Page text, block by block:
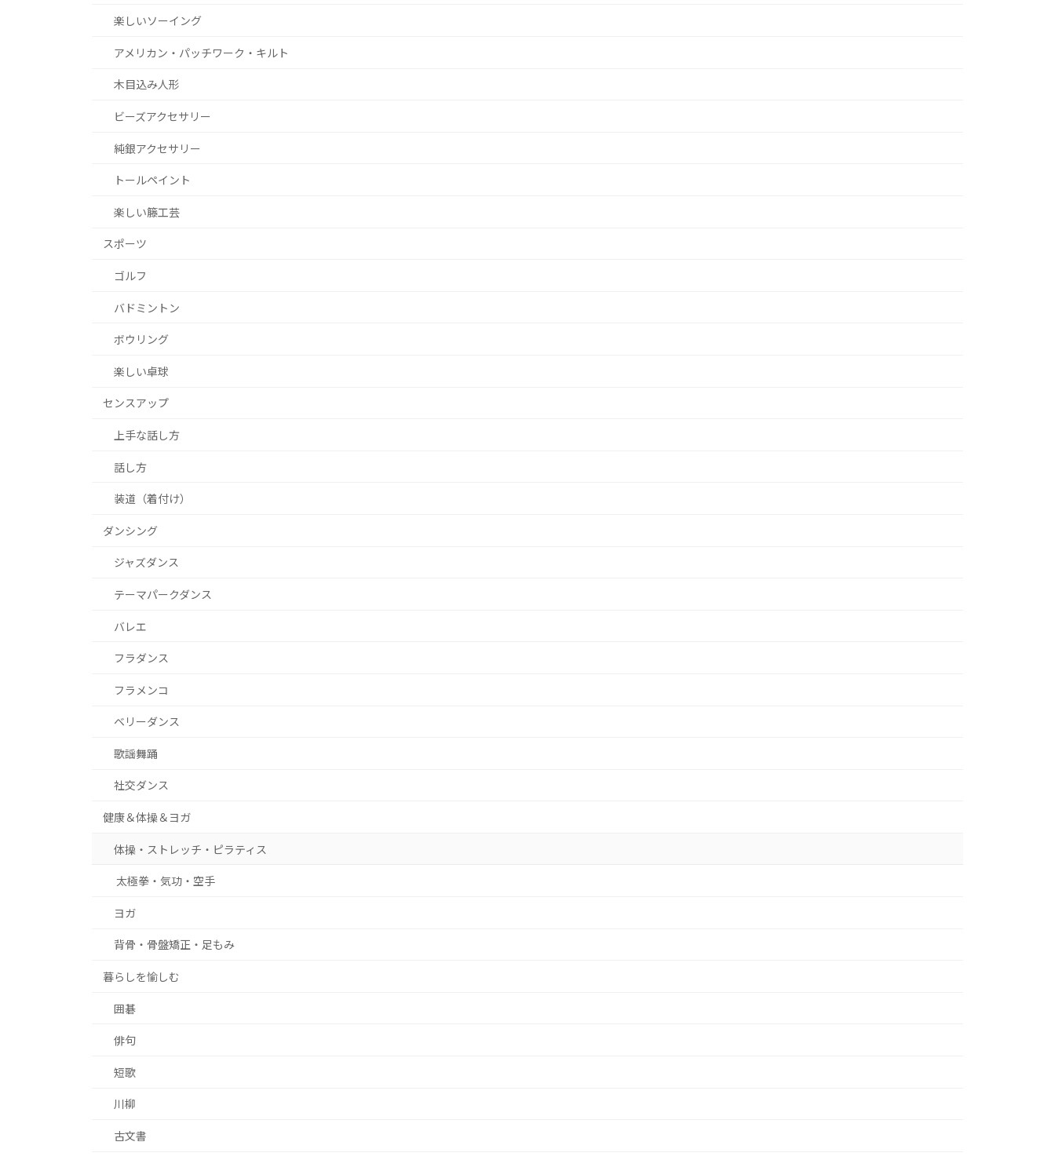
楽しいソーイング
アメリカン・パッチワーク・キルト
木目込み人形
ビーズアクセサリー
純銀アクセサリー
トールペイント
楽しい籐工芸
スポーツ
ゴルフ
バドミントン
ボウリング
楽しい卓球
センスアップ
上手な話し方
話し方
装道（着付け）
ダンシング
ジャズダンス
テーマパークダンス
バレエ
フラダンス
フラメンコ
ベリーダンス
歌謡舞踊
社交ダンス
健康＆体操＆ヨガ
体操・ストレッチ・ピラティス
太極拳・気功・空手
ヨガ
背骨・骨盤矯正・足もみ
暮らしを愉しむ
囲碁
俳句
短歌
川柳
古文書